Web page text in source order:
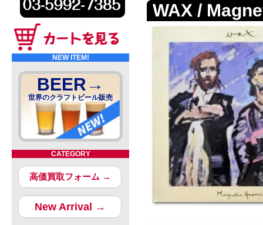
NEW ITEM!
BEER→
世界のクラフトビール販売
CATEGORY
高価買取フォーム →
New Arrival →
WAX /